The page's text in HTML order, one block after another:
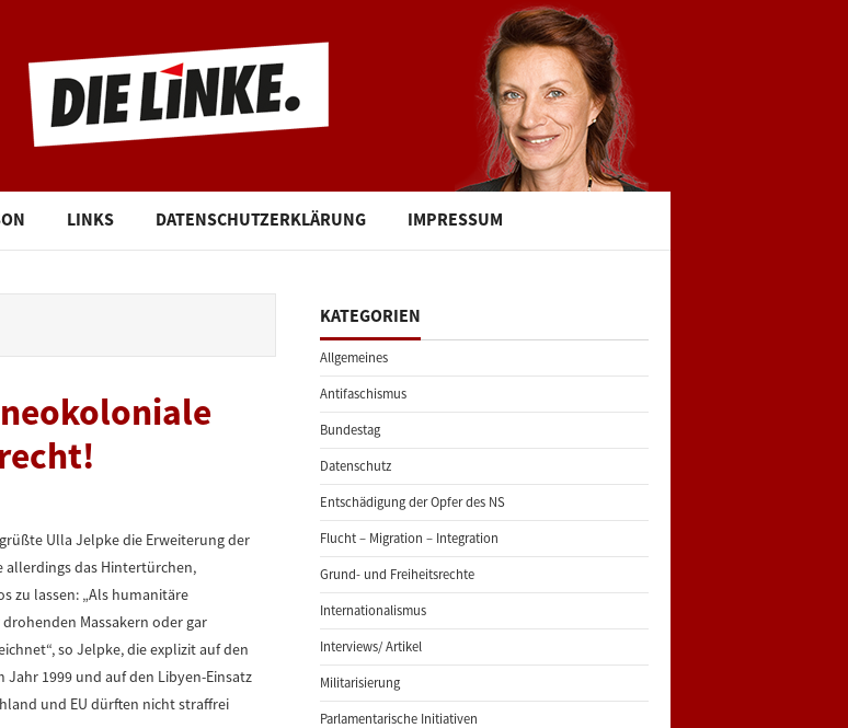
LINKS DATENSCHUTZERKLÄRUNG IMPRESSUM
Ulla Jelpke die Erweiterung der
allerdings das Hintertürchen,
zu lassen: „Als humanitäre
Massakern oder gar
so Jelpke, die explizit auf den
1999 und auf den Libyen-Einsatz
und EU dürften nicht straffrei
KATEGORIEN
Allgemeines
Antifaschismus
Bundestag
Datenschutz
Entschädigung der Opfer des NS
Flucht – Migration – Integration
Grund- und Freiheitsrechte
Internationalismus
Interviews/ Artikel
Militarisierung
Parlamentarische Initiativen